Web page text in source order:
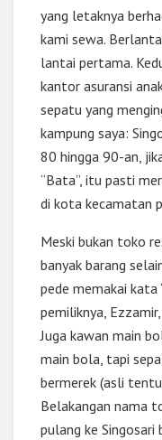
yang letaknya
kami sewa.
lantai pertama.
kantor asuransi
sepatu yang
kampung saya:
80 hingga 90-an,
“Bata”, itu pasti
di kota kecamatan
Meski bukan toko
banyak barang
pede memakai kata
pemiliknya,
Juga kawan main
main bola, tapi
bermerek (asli
Belakangan nama
pulang ke